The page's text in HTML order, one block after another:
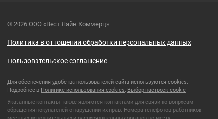
© 2026 ООО «Вест Лайн Коммерц»
Политика в отношении обработки персональных данных
Пользовательское соглашение
Для обеспечения удобства пользователей сайта используются cookies.
Подробнее в Политике использования cookies. Выбор настроек cookie
Указанные контакты также являются контактами для связи по вопросам
обращения покупателей о нарушении их прав. Номера телефонов работников